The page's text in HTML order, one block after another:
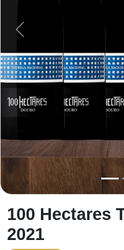
Previous
100 Hectares
2021